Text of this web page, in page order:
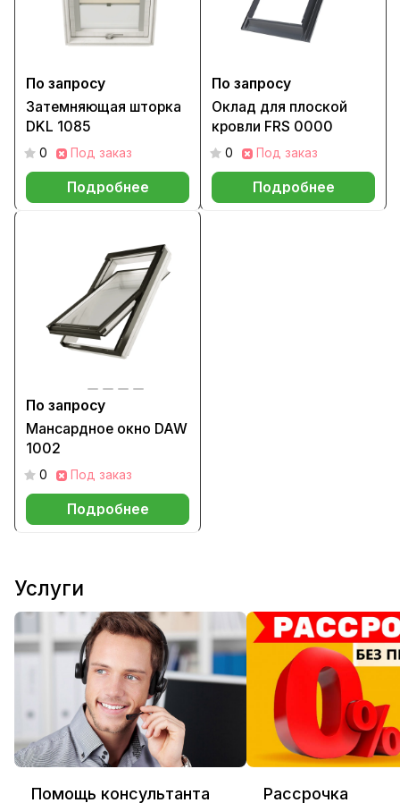
По запросу
Затемняющая шторка
DKL 1085
0 Под заказ
Подробнее
По запросу
Оклад для плоской
кровли FRS 0000
0 Под заказ
Подробнее
По запросу
Мансардное окно DAW
1002
0 Под заказ
Подробнее
Услуги
Помощь консультанта Рассрочка